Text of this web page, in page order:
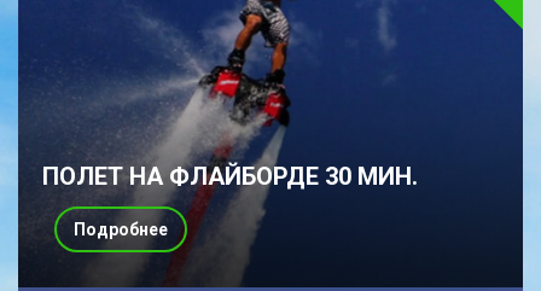
ПОЛЕТ НА ФЛАЙБОРДЕ 30 МИН.
Подробнее